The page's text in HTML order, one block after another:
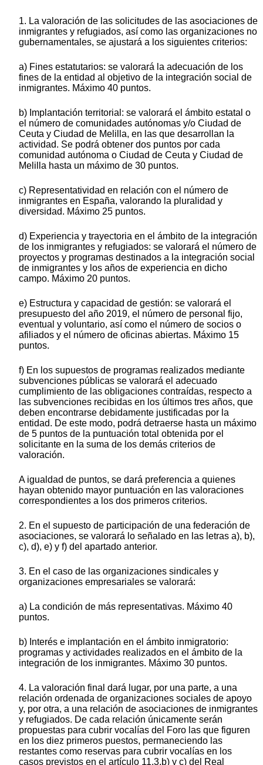
1. La valoración de las solicitudes de las asociaciones de
inmigrantes y refugiados, así como las organizaciones no
gubernamentales, se ajustará a los siguientes criterios:
a) Fines estatutarios: se valorará la adecuación de los
fines de la entidad al objetivo de la integración social de
inmigrantes. Máximo 40 puntos.
b) Implantación territorial: se valorará el ámbito estatal o
el número de comunidades autónomas y/o Ciudad de
Ceuta y Ciudad de Melilla, en las que desarrollan la
actividad. Se podrá obtener dos puntos por cada
comunidad autónoma o Ciudad de Ceuta y Ciudad de
Melilla hasta un máximo de 30 puntos.
c) Representatividad en relación con el número de
inmigrantes en España, valorando la pluralidad y
diversidad. Máximo 25 puntos.
d) Experiencia y trayectoria en el ámbito de la integración
de los inmigrantes y refugiados: se valorará el número de
proyectos y programas destinados a la integración social
de inmigrantes y los años de experiencia en dicho
campo. Máximo 20 puntos.
e) Estructura y capacidad de gestión: se valorará el
presupuesto del año 2019, el número de personal fijo,
eventual y voluntario, así como el número de socios o
afiliados y el número de oficinas abiertas. Máximo 15
puntos.
f) En los supuestos de programas realizados mediante
subvenciones públicas se valorará el adecuado
cumplimiento de las obligaciones contraídas, respecto a
las subvenciones recibidas en los últimos tres años, que
deben encontrarse debidamente justificadas por la
entidad. De este modo, podrá detraerse hasta un máximo
de 5 puntos de la puntuación total obtenida por el
solicitante en la suma de los demás criterios de
valoración.
A igualdad de puntos, se dará preferencia a quienes
hayan obtenido mayor puntuación en las valoraciones
correspondientes a los dos primeros criterios.
2. En el supuesto de participación de una federación de
asociaciones, se valorará lo señalado en las letras a), b),
c), d), e) y f) del apartado anterior.
3. En el caso de las organizaciones sindicales y
organizaciones empresariales se valorará:
a) La condición de más representativas. Máximo 40
puntos.
b) Interés e implantación en el ámbito inmigratorio:
programas y actividades realizados en el ámbito de la
integración de los inmigrantes. Máximo 30 puntos.
4. La valoración final dará lugar, por una parte, a una
relación ordenada de organizaciones sociales de apoyo
y, por otra, a una relación de asociaciones de inmigrantes
y refugiados. De cada relación únicamente serán
propuestas para cubrir vocalías del Foro las que figuren
en los diez primeros puestos, permaneciendo las
restantes como reservas para cubrir vocalías en los
casos previstos en el artículo 11.3.b) y c) del Real